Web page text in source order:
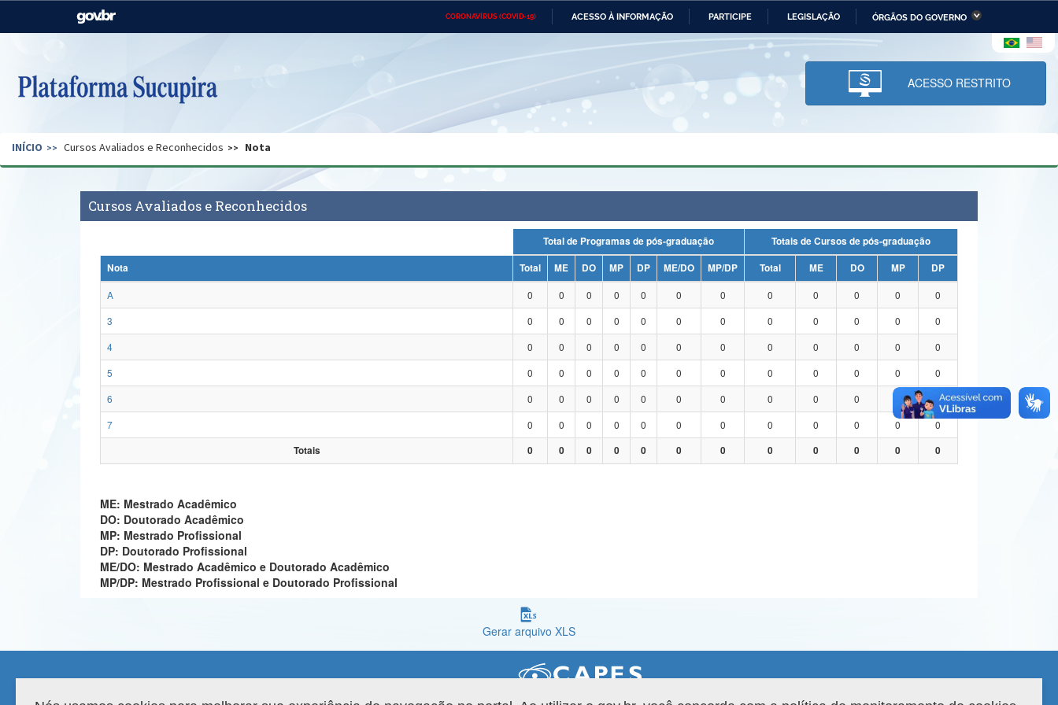
CORONAVÍRUS (COVID-19) ACESSO À INFORMAÇÃO PARTICIPE LEGISLAÇÃO ÓRGÃOS DO GOVERNO
Casa Civil Ministério das Relações Ministério da Economia Ministério da Infraestrutura
Pecuária e Abastecimento
Ministério da Ciência,
Tecnologia, Inovações e
Comunicações
Ministério do Desenvolvimento
Regional e dos Direitos Humanos
Secretaria de Governo Gabinete de Segurança Advocacia-Geral da União Banco Central do Brasil Planalto
ACESSO RESTRITO
INÍCIO Cursos Avaliados e Reconhecidos Nota
Cursos Avaliados e Reconhecidos
Total de Programas de pós-graduação
Totais de Cursos de pós-graduação
Nota
Total ME DO MP DP ME/DO MP/DP Total ME DO MP
DP
A
0 0 0 0 0 0 0 0 0 0 0
0
3
0 0 0 0 0 0 0 0 0 0 0
0
4
0 0 0 0 0 0 0 0 0 0 0
0
5
0 0 0 0 0 0 0 0 0 0 0
0
6
0 0 0 0 0 0 0 0 0 0
0
7
0 0 0 0 0 0 0 0 0 0 0
0
Totais
0 0 0 0 0 0 0 0 0 0 0 0
ME: Mestrado Acadêmico
DO: Doutorado Acadêmico
MP: Mestrado Profissional
DP: Doutorado Profissional
ME/DO: Mestrado Acadêmico e Doutorado Acadêmico
MP/DP: Mestrado Profissional e Doutorado Profissional
Gerar arquivo XLS